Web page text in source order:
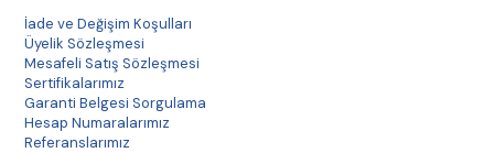
İade ve Değişim Koşulları
Üyelik Sözleşmesi
Mesafeli Satış Sözleşmesi
Sertifikalarımız
Garanti Belgesi Sorgulama
Hesap Numaralarımız
Referanslarımız